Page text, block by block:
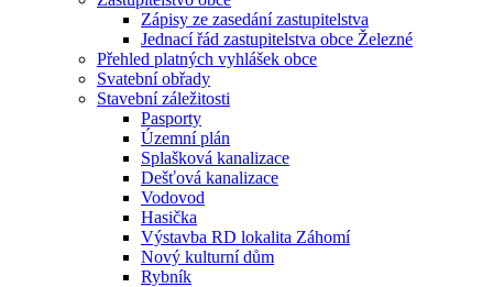
Zápisy ze zasedání zastupitelstva
Jednací řád zastupitelstva obce Železné
Přehled platných vyhlášek obce
Svatební obřady
Stavební záležitosti
Pasporty
Územní plán
Splašková kanalizace
Dešťová kanalizace
Vodovod
Hasička
Výstavba RD lokalita Záhomí
Nový kulturní dům
Rybník